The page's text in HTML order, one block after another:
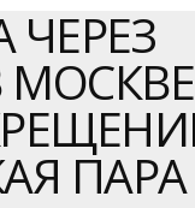
ЧЕРЕЗ
МОСКВЕ
ПАРА